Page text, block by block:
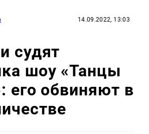
14.09.2022, 13:03
судят
шоу «Танцы
его обвиняют в